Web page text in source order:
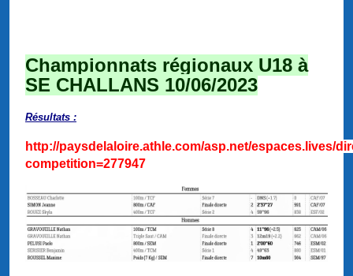
Championnats régionaux U18 à
SE CHALLANS 10/06/2023
Résultats :
http://paysdelaloire.athle.com/asp.net/espaces.lives/
competition=277947